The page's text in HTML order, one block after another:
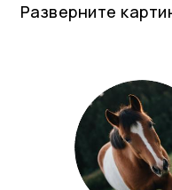
Разверните